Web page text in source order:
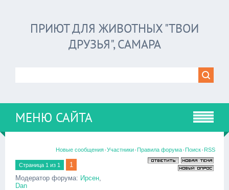
ПРИЮТ ДЛЯ ЖИВОТНЫХ "ТВОИ
ДРУЗЬЯ", САМАРА
МЕНЮ САЙТА
Новые сообщения·Участники·Правила форума·Поиск·RSS
Страница 1 из 1
1
Модератор форума: Ирсен,
Dan